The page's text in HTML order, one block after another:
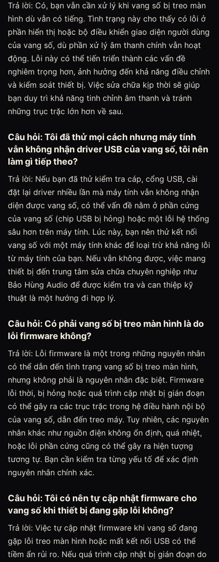
Trả lời: Có, bạn vẫn cần xử lý khi vang số bị treo màn
hình dù vẫn có tiếng. Tình trạng này cho thấy có lỗi ở
phần hiển thị hoặc bộ điều khiển giao diện người dùng
của vang số, dù phần xử lý âm thanh chính vẫn hoạt
động. Lỗi này có thể tiến triển thành các vấn đề
nghiêm trọng hơn, ảnh hưởng đến khả năng điều chỉnh
và kiểm soát thiết bị. Việc sửa chữa kịp thời sẽ giúp
bạn duy trì khả năng tinh chỉnh âm thanh và tránh
những trục trặc lớn hơn về sau.
Câu hỏi: Tôi đã thử mọi cách nhưng máy tính
vẫn không nhận driver USB của vang số, tôi nên
làm gì tiếp theo?
Trả lời: Nếu bạn đã thử kiểm tra cáp, cổng USB, cài
đặt lại driver nhiều lần mà máy tính vẫn không nhận
diện được vang số, có thể vấn đề nằm ở phần cứng
của vang số (chip USB bị hỏng) hoặc một lỗi hệ thống
sâu hơn trên máy tính. Lúc này, bạn nên thử kết nối
vang số với một máy tính khác để loại trừ khả năng lỗi
từ máy tính của bạn. Nếu vẫn không được, việc mang
thiết bị đến trung tâm sửa chữa chuyên nghiệp như
Bảo Hùng Audio để được kiểm tra và can thiệp kỹ
thuật là một hướng đi hợp lý.
Câu hỏi: Có phải vang số bị treo màn hình là do
lỗi firmware không?
Trả lời: Lỗi firmware là một trong những nguyên nhân
có thể dẫn đến tình trạng vang số bị treo màn hình,
nhưng không phải là nguyên nhân đặc biệt. Firmware
lỗi thời, bị hỏng hoặc quá trình cập nhật bị gián đoạn
có thể gây ra các trục trặc trong hệ điều hành nội bộ
của vang số, dẫn đến treo máy. Tuy nhiên, các nguyên
nhân khác như nguồn điện không ổn định, quá nhiệt,
hoặc lỗi phần cứng cũng có thể gây ra hiện tượng
tương tự. Bạn cần kiểm tra từng yếu tố để xác định
nguyên nhân chính xác.
Câu hỏi: Tôi có nên tự cập nhật firmware cho
vang số khi thiết bị đang gặp lỗi không?
Trả lời: Việc tự cập nhật firmware khi vang số đang
gặp lỗi treo màn hình hoặc mất kết nối USB có thể
tiềm ẩn rủi ro. Nếu quá trình cập nhật bị gián đoạn do